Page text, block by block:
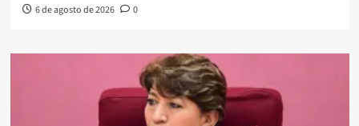
6 de agosto de 2026 0